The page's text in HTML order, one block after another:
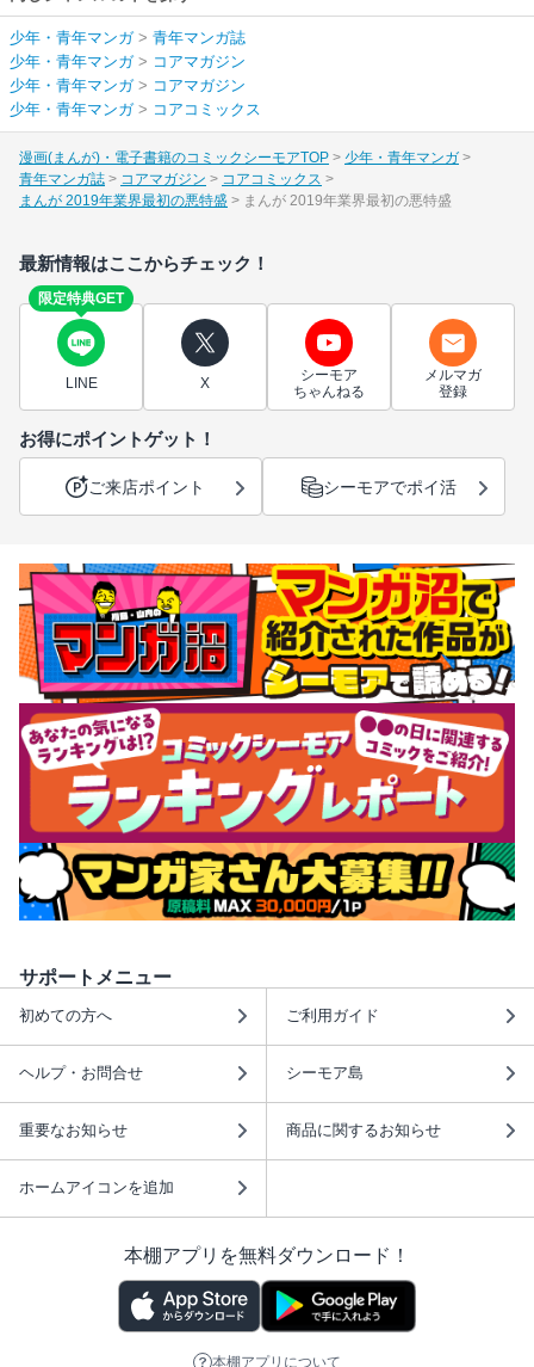
少年・青年マンガ> 青年マンガ誌
少年・青年マンガ> コアマガジン
少年・青年マンガ> コアマガジン
少年・青年マンガ> コアコミックス
漫画(まんが)・電子書籍のコミックシーモアTOP
少年・青年マンガ
青年マンガ誌
コアマガジン
コアコミックス
まんが 2019年業界最初の悪特盛
まんが 2019年業界最初の悪特盛
最新情報はここからチェック！
限定特典GET
LINE X
シーモア
ちゃんねる
メルマガ
登録
お得にポイントゲット！
ご来店ポイント シーモアでポイ活
サポートメニュー
初めての方へ ご利用ガイド
ヘルプ・お問合せ シーモア島
重要なお知らせ 商品に関するお知らせ
ホームアイコンを追加
本棚アプリを無料ダウンロード！
本棚アプリについて